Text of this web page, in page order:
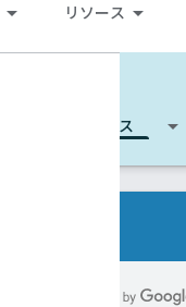
リソース
リファレンス